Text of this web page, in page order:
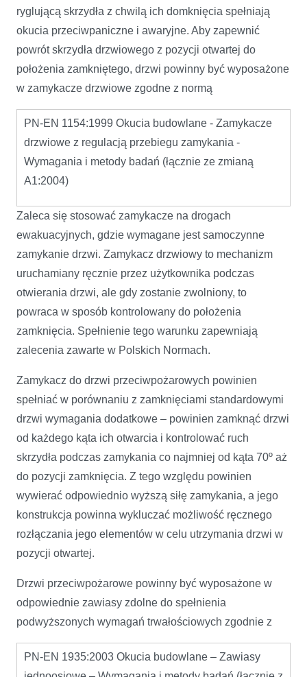
ryglującą skrzydła z chwilą ich domknięcia spełniają
okucia przeciwpaniczne i awaryjne. Aby zapewnić
powrót skrzydła drzwiowego z pozycji otwartej do
położenia zamkniętego, drzwi powinny być wyposażone
w zamykacze drzwiowe zgodne z normą
PN-EN 1154:1999 Okucia budowlane - Zamykacze
drzwiowe z regulacją przebiegu zamykania -
Wymagania i metody badań (łącznie ze zmianą
A1:2004)
Zaleca się stosować zamykacze na drogach
ewakuacyjnych, gdzie wymagane jest samoczynne
zamykanie drzwi. Zamykacz drzwiowy to mechanizm
uruchamiany ręcznie przez użytkownika podczas
otwierania drzwi, ale gdy zostanie zwolniony, to
powraca w sposób kontrolowany do położenia
zamknięcia. Spełnienie tego warunku zapewniają
zalecenia zawarte w Polskich Normach.
Zamykacz do drzwi przeciwpożarowych powinien
spełniać w porównaniu z zamknięciami standardowymi
drzwi wymagania dodatkowe – powinien zamknąć drzwi
od każdego kąta ich otwarcia i kontrolować ruch
skrzydła podczas zamykania co najmniej od kąta 70º aż
do pozycji zamknięcia. Z tego względu powinien
wywierać odpowiednio wyższą siłę zamykania, a jego
konstrukcja powinna wykluczać możliwość ręcznego
rozłączania jego elementów w celu utrzymania drzwi w
pozycji otwartej.
Drzwi przeciwpożarowe powinny być wyposażone w
odpowiednie zawiasy zdolne do spełnienia
podwyższonych wymagań trwałościowych zgodnie z
PN-EN 1935:2003 Okucia budowlane – Zawiasy